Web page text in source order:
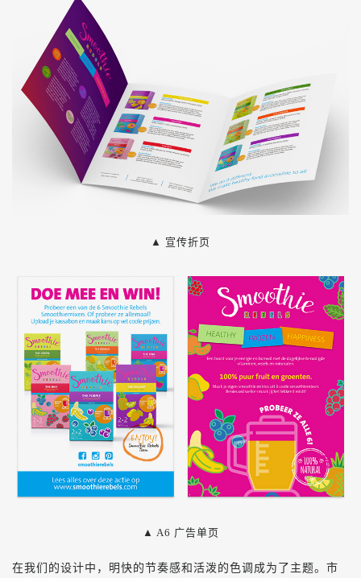
▲ 宣传折页
▲ A6 广告单页
在我们的设计中，明快的节奏感和活泼的色调成为了主题。市